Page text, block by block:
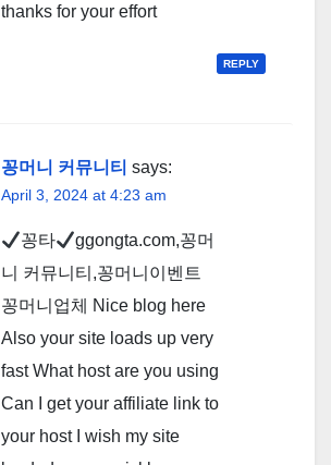
thanks for your effort
REPLY
꽁머니 커뮤니티 says:
April 3, 2024 at 4:23 am
꽁타
ggongta.com,꽁머
니 커뮤니티,꽁머니이벤트
꽁머니업체 Nice blog here
Also your site loads up very
fast What host are you using
Can I get your affiliate link to
your host I wish my site